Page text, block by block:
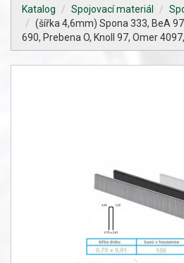
Katalog Spojovací materiál
(šířka 4,6mm) Spona 333, BeA
690, Prebena O, Knoll 97, Omer